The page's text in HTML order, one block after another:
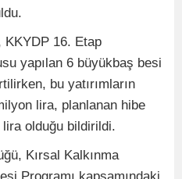
16. Etap
yapılan 6 büyükbaş besi
bu yatırımların
lira, planlanan hibe
olduğu bildirildi.
Kırsal Kalkınma